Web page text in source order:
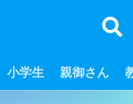
小学生 親御さん